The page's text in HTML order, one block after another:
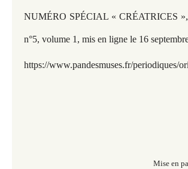
NUMÉRO SPÉCIAL « CRÉATRICES »
n°5, volume 1, mis en ligne le 16
https://www.pandesmuses.fr/periodiques/
Mise en